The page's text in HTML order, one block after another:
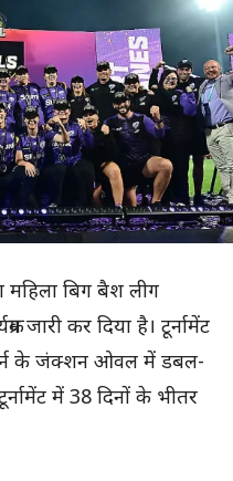
महिला बिग बैश लीग
जारी कर दिया है। टूर्नामेंट
के जंक्शन ओवल में डबल-
में 38 दिनों के भीतर